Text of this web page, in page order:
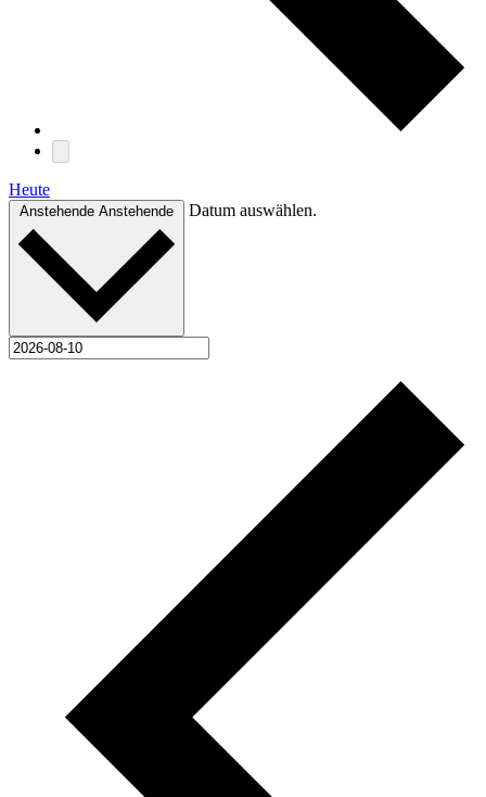
Heute
Anstehende Anstehende Datum auswählen.